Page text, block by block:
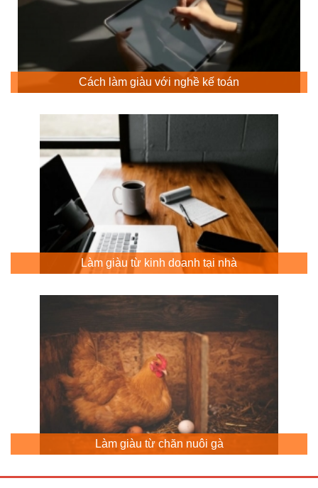
Cách làm giàu với nghề kế toán
Làm giàu từ kinh doanh tại nhà
Làm giàu từ chăn nuôi gà